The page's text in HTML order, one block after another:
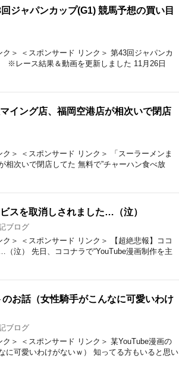
ジャパンカップ(G1) 競馬予想の買い目
＞ ＜スポンサード リンク＞ 第43回ジャパンカ
※レース結果＆動画を更新しました 11月26日
イング店、福岡空港店が相次いで閉店
＞ ＜スポンサード リンク＞ 「スーラーメンま
相次いで閉店してた 無料で”チャーハン食べ放
スを取消しされました…（泣）
ブログ
＞ ＜スポンサード リンク＞ 【超絶悲報】ココ
泣） 先日、ココナラで“YouTube漫画制作を主
お話（女性騎手がこんなに可愛いわけ
ブログ
＞ ＜スポンサード リンク＞ 某YouTube漫画の
に可愛いわけがないｗ） 知ってる方もいると思い